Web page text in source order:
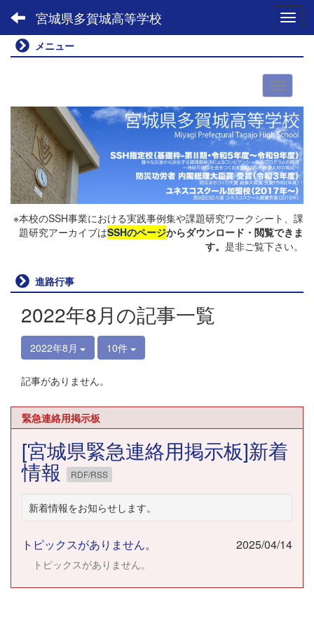
宮城県多賀城高等学校
メニュー
※本校のSSH事業における実践事例集や課題研究ワークシート、課
題研究アーカイブはSSHのページからダウンロード・閲覧できま
す。 是非ご覧下さい。
進路行事
2022年8月の記事一覧
2022年8月 10件
記事がありません。
緊急連絡用掲示板
[宮城県緊急連絡用掲示板]新着
情報 RDF/RSS
新着情報をお知らせします。
トピックスがありません。 2025/04/14
トピックスがありません。